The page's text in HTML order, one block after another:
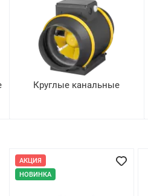
Круглые канальные
АКЦИЯ
НОВИНКА